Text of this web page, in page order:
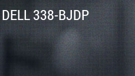
338-BJDP